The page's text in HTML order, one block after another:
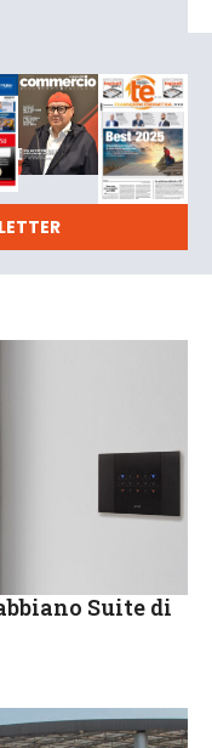
Suite di